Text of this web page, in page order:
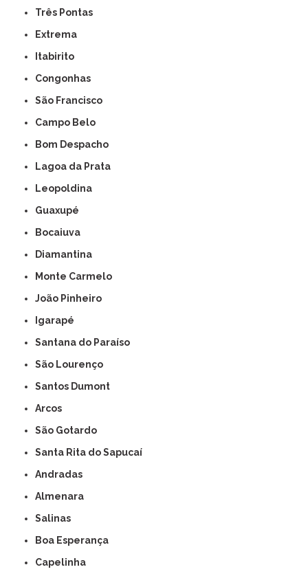
Três Pontas
Extrema
Itabirito
Congonhas
São Francisco
Campo Belo
Bom Despacho
Lagoa da Prata
Leopoldina
Guaxupé
Bocaiuva
Diamantina
Monte Carmelo
João Pinheiro
Igarapé
Santana do Paraíso
São Lourenço
Santos Dumont
Arcos
São Gotardo
Santa Rita do Sapucaí
Andradas
Almenara
Salinas
Boa Esperança
Capelinha